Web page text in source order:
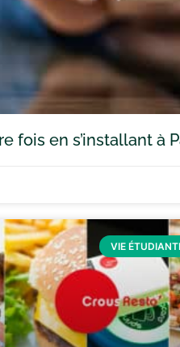
fois en s’installant à
VIE